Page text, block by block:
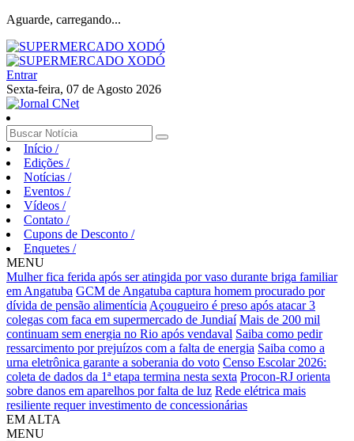
Aguarde, carregando...
Entrar
Sexta-feira, 07 de Agosto 2026
Início /
Edições /
Notícias /
Eventos /
Vídeos /
Contato /
Cupons de Desconto /
Enquetes /
MENU
Mulher fica ferida após ser atingida por vaso durante briga familiar
em Angatuba GCM de Angatuba captura homem procurado por
dívida de pensão alimentícia Açougueiro é preso após atacar 3
colegas com faca em supermercado de Jundiaí Mais de 200 mil
continuam sem energia no Rio após vendaval Saiba como pedir
ressarcimento por prejuízos com a falta de energia Saiba como a
urna eletrônica garante a soberania do voto Censo Escolar 2026:
coleta de dados da 1ª etapa termina nesta sexta Procon-RJ orienta
sobre danos em aparelhos por falta de luz Rede elétrica mais
resiliente requer investimento de concessionárias
EM ALTA
MENU